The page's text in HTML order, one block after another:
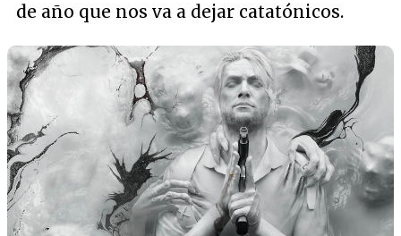
de año que nos va a dejar catatónicos.